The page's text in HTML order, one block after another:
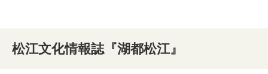
松江文化情報誌『湖都松江』